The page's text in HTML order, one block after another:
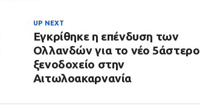
UP NEXT
Εγκρίθηκε η επένδυση των
Ολλανδών για το νέο 5άστερο
ξενοδοχείο στην
Αιτωλοακαρνανία